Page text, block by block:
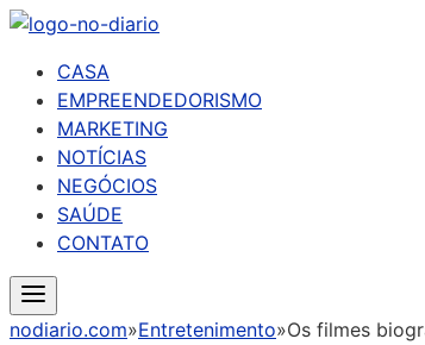
CASA
EMPREENDEDORISMO
MARKETING
NOTÍCIAS
NEGÓCIOS
SAÚDE
CONTATO
nodiario.com»Entretenimento»Os filmes